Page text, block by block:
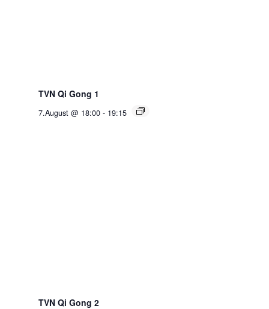
TVN Qi Gong 1
7.August @ 18:00 - 19:15
TVN Qi Gong 2